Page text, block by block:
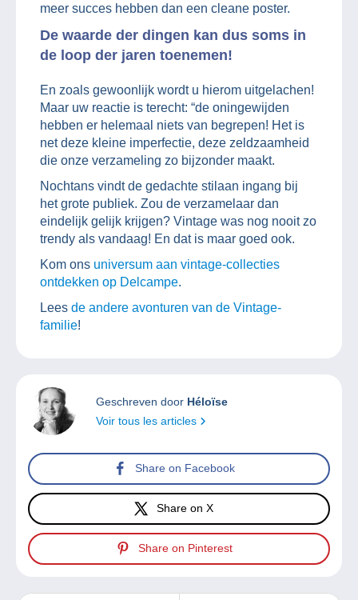
meer succes hebben dan een cleane poster.
De waarde der dingen kan dus soms in
de loop der jaren toenemen!
En zoals gewoonlijk wordt u hierom uitgelachen!
Maar uw reactie is terecht: “de oningewijden
hebben er helemaal niets van begrepen! Het is
net deze kleine imperfectie, deze zeldzaamheid
die onze verzameling zo bijzonder maakt.
Nochtans vindt de gedachte stilaan ingang bij
het grote publiek. Zou de verzamelaar dan
eindelijk gelijk krijgen? Vintage was nog nooit zo
trendy als vandaag! En dat is maar goed ook.
Kom ons universum aan vintage-collecties
ontdekken op Delcampe.
Lees de andere avonturen van de Vintage-
familie!
Geschreven door Héloïse
Voir tous les articles
Share on Facebook
Share on X
Share on Pinterest